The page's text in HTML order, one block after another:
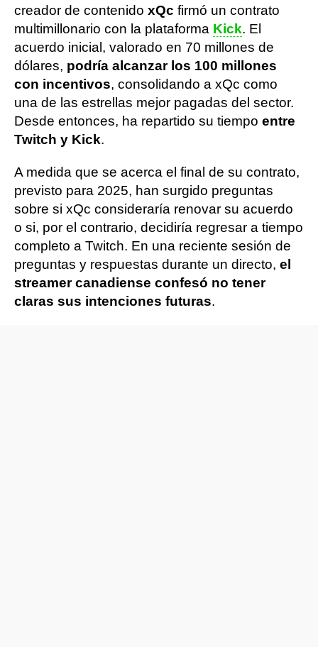
creador de contenido xQc firmó un contrato
multimillonario con la plataforma Kick. El
acuerdo inicial, valorado en 70 millones de
dólares, podría alcanzar los 100 millones
con incentivos, consolidando a xQc como
una de las estrellas mejor pagadas del sector.
Desde entonces, ha repartido su tiempo entre
Twitch y Kick.
A medida que se acerca el final de su contrato,
previsto para 2025, han surgido preguntas
sobre si xQc consideraría renovar su acuerdo
o si, por el contrario, decidiría regresar a tiempo
completo a Twitch. En una reciente sesión de
preguntas y respuestas durante un directo, el
streamer canadiense confesó no tener
claras sus intenciones futuras.